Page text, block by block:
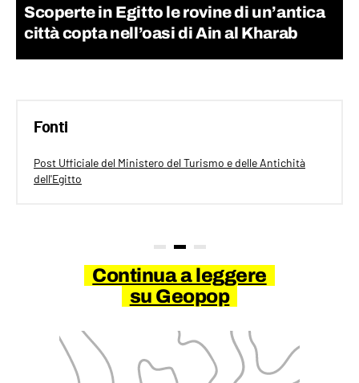
Scoperte in Egitto le rovine di un’antica
città copta nell’oasi di Ain al Kharab
Fonti
Post Ufficiale del Ministero del Turismo e delle Antichità
dell'Egitto
Continua a leggere
su Geopop